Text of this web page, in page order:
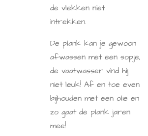
de vlekken niet
intrekken.
De plank kan je gewoon
afwassen met een sopje,
de vaatwasser vind hij
niet leuk! Af en toe even
bijhouden met een olie en
zo gaat de plank jaren
mee!